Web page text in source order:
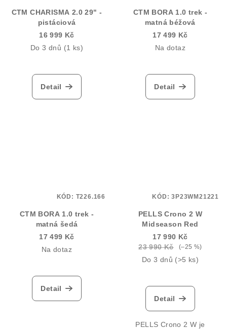
CTM CHARISMA 2.0 29" -
pistáciová
16 999 Kč
Do 3 dnů (1 ks)
Detail
CTM BORA 1.0 trek -
matná béžová
17 499 Kč
Na dotaz
Detail
CTM BORA 1.0 trek -
matná šedá
17 499 Kč
Na dotaz
Detail
KÓD: T226.166
PELLS Crono 2 W
Midseason Red
17 990 Kč
23 990 Kč
(–25 %)
Do 3 dnů (>5 ks)
Detail
PELLS Crono 2 W je
KÓD:3P23WM21221